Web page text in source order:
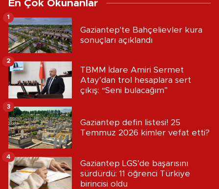
En Çok Okunanlar
Gaziantep'te Bahçelievler kura
sonuçları açıklandı
1
TBMM İdare Amiri Sermet
Atay’dan trol hesaplara sert
çıkış: “Seni bulacağım”
2
Gaziantep defin listesi! 25
Temmuz 2026 kimler vefat etti?
3
Gaziantep LGS’de başarısını
sürdürdü: 11 öğrenci Türkiye
birincisi oldu
4